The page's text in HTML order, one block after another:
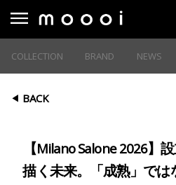
COLLECTION BRAND NEWS
BACK
【Milano Salone 2026】
描く未来。「成熟」では